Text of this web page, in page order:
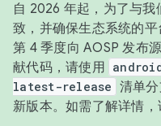
自 2026 年起，为了与
致，并确保生态系统的
第 4 季度向 AOSP 发布
献代码，请使用
latest-release 清单
新版本。如需了解详情，